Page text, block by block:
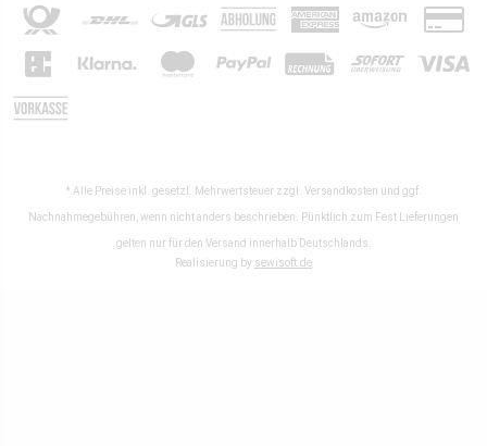
* Alle Preise inkl. gesetzl. Mehrwertsteuer zzgl. Versandkosten und ggf.
Nachnahmegebühren, wenn nicht anders beschrieben. Pünktlich zum Fest Lieferungen
gelten nur für den Versand innerhalb Deutschlands.
Realisierung by sewisoft.de